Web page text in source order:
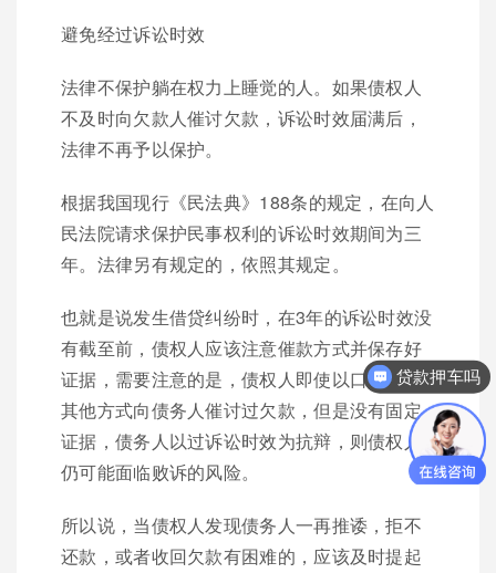
避免经过诉讼时效
法律不保护躺在权力上睡觉的人。如果债权人
不及时向欠款人催讨欠款，诉讼时效届满后，
法律不再予以保护。
根据我国现行《民法典》188条的规定，在向人
民法院请求保护民事权利的诉讼时效期间为三
年。法律另有规定的，依照其规定。
也就是说发生借贷纠纷时，在3年的诉讼时效没
有截至前，债权人应该注意催款方式并保存好
证据，需要注意的是，债权人即使以口头或者
其他方式向债务人催讨过欠款，但是没有固定
证据，债务人以过诉讼时效为抗辩，则债权人
仍可能面临败诉的风险。
所以说，当债权人发现债务人一再推诿，拒不
还款，或者收回欠款有困难的，应该及时提起
贷款押车吗